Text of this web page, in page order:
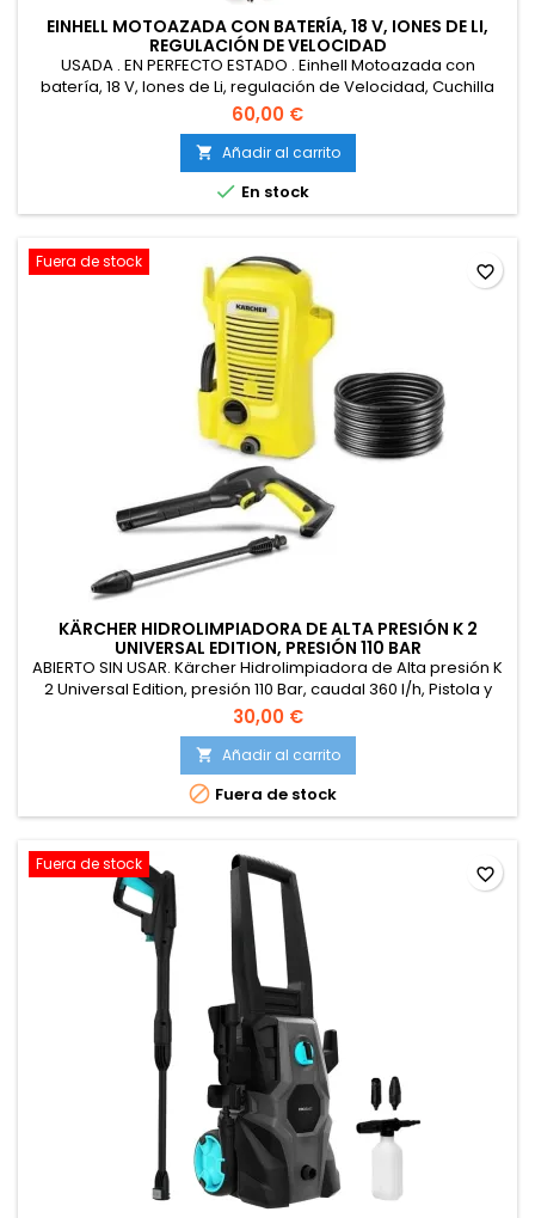
EINHELL MOTOAZADA CON BATERÍA, 18 V, IONES DE LI,
REGULACIÓN DE VELOCIDAD
USADA . EN PERFECTO ESTADO . Einhell Motoazada con
batería, 18 V, Iones de Li, regulación de Velocidad, Cuchilla
escarificadora, Agarre Adicional, sin batería ni Cargador,
Color Rojo/Negro
60,00 €
 Añadir al carrito
 En stock
Fuera de stock
KÄRCHER HIDROLIMPIADORA DE ALTA PRESIÓN K 2
UNIVERSAL EDITION, PRESIÓN 110 BAR
ABIERTO SIN USAR. Kärcher Hidrolimpiadora de Alta presión K
2 Universal Edition, presión 110 Bar, caudal 360 l/h, Pistola y
Manguera de Alta presión, Boquilla Turbo, Peso 3,8 kg
30,00 €
 Añadir al carrito
 Fuera de stock
favorite_border
Fuera de stock favorite_border